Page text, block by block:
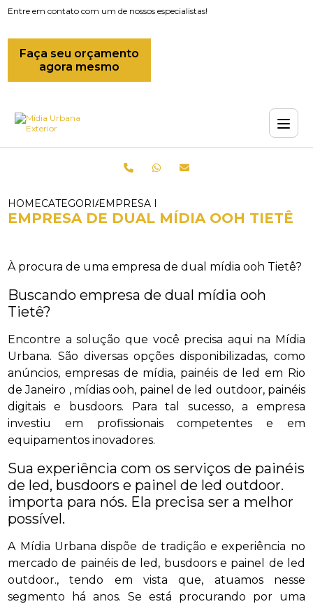
Entre em contato com um de nossos especialistas!
Faça seu orçamento
agora mesmo
HOMECATEGORIASEMPRESA DE MIDIAS OOH_EMPRESA
EMPRESA DE DUAL MÍDIA OOH TIETÊ
À procura de uma empresa de dual mídia ooh Tietê?
Buscando empresa de dual mídia ooh
Tietê?
Encontre a solução que você precisa aqui na Mídia
Urbana. São diversas opções disponibilizadas, como
anúncios, empresas de mídia, painéis de led em Rio
de Janeiro , mídias ooh, painel de led outdoor, painéis
digitais e busdoors. Para tal sucesso, a empresa
investiu em profissionais competentes e em
equipamentos inovadores.
Sua experiência com os serviços de painéis
de led, busdoors e painel de led outdoor.
importa para nós. Ela precisa ser a melhor
possível.
A Mídia Urbana dispõe de tradição e experiência no
mercado de painéis de led, busdoors e painel de led
outdoor., tendo em vista que, atuamos nesse
segmento há anos. Se está procurando por uma